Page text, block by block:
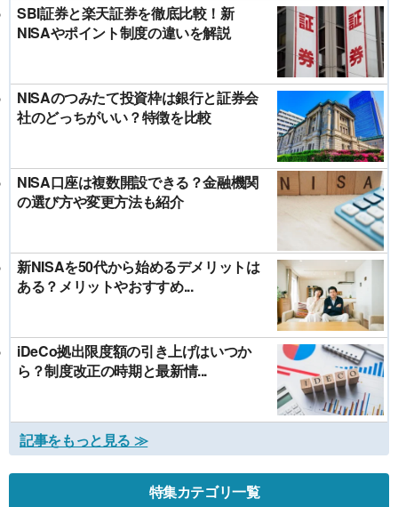
SBI証券と楽天証券を徹底比較！新
NISAやポイント制度の違いを解説
NISAのつみたて投資枠は銀行と証券会
社のどっちがいい？特徴を比較
NISA口座は複数開設できる？金融機関
の選び方や変更方法も紹介
新NISAを50代から始めるデメリットは
ある？メリットやおすすめ...
iDeCo拠出限度額の引き上げはいつか
ら？制度改正の時期と最新情...
記事をもっと見る ≫
特集カテゴリ一覧